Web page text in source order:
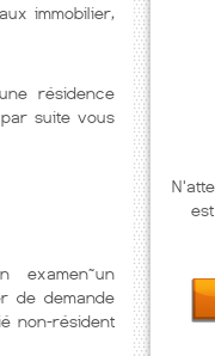
immobilier,
résidence
suite vous
examen~un
de demande
non-résident